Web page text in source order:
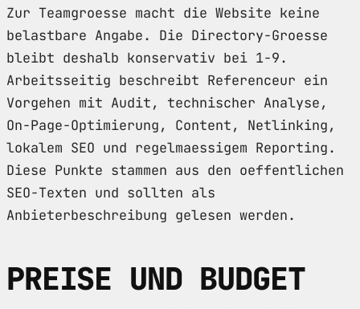
Zur Teamgroesse macht die Website keine
belastbare Angabe. Die Directory-Groesse
bleibt deshalb konservativ bei 1-9.
Arbeitsseitig beschreibt Referenceur ein
Vorgehen mit Audit, technischer Analyse,
On-Page-Optimierung, Content, Netlinking,
lokalem SEO und regelmaessigem Reporting.
Diese Punkte stammen aus den oeffentlichen
SEO-Texten und sollten als
Anbieterbeschreibung gelesen werden.
PREISE UND BUDGET